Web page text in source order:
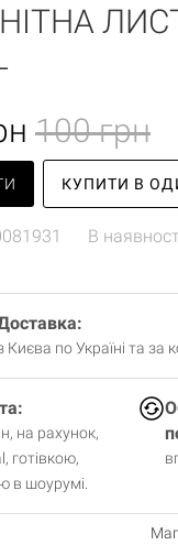
100 грн
КУПИТИ В
В
Києва по Україні та за
на рахунок,
готівкою,
в шоурумі.